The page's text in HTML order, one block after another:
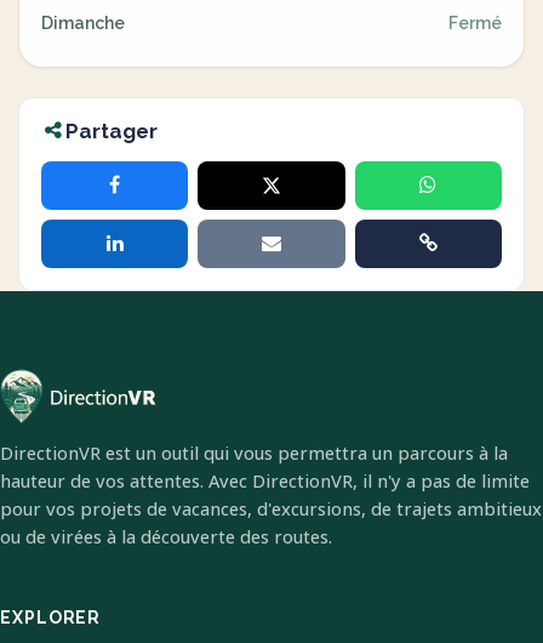
Dimanche Fermé
Partager
DirectionVR est un outil qui vous permettra un parcours à la
hauteur de vos attentes. Avec DirectionVR, il n'y a pas de limite
pour vos projets de vacances, d'excursions, de trajets ambitieux
ou de virées à la découverte des routes.
EXPLORER